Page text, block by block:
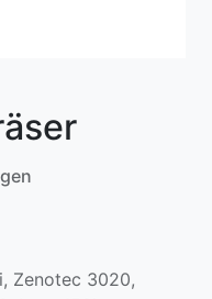
Zenotec 3020,